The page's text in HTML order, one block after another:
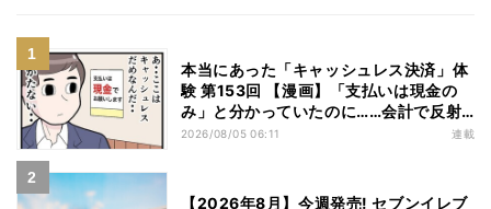
本当にあった「キャッシュレス決済」体
験 第153回 【漫画】「支払いは現金の
み」と分かっていたのに……会計で反射
的に出してしまったものは
2026/08/05 06:11 連載
【2026年8月】今週発売! セブンイレブ